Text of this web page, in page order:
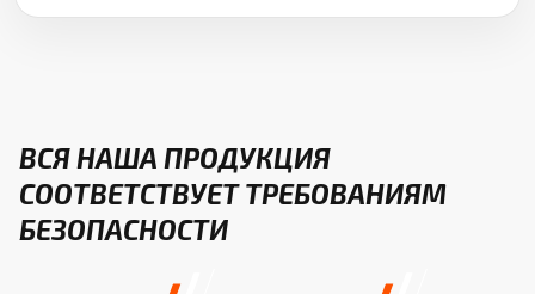
ВСЯ НАША ПРОДУКЦИЯ
СООТВЕТСТВУЕТ ТРЕБОВАНИЯМ
БЕЗОПАСНОСТИ